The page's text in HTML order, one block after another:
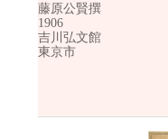
藤原公賢撰
1906
吉川弘文館
東京市